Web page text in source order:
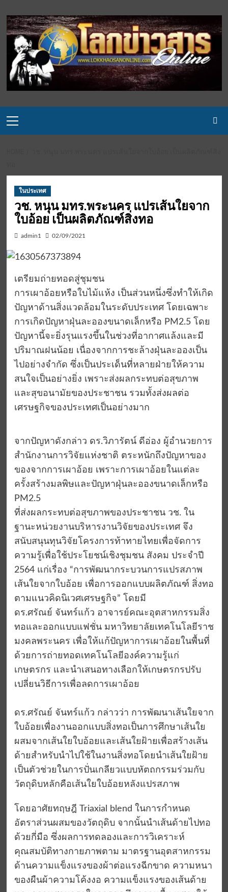
to
content
Menu
ในประเทศ
วช. หนุน มทร.พระนคร แปรเส้นใยจาก
ใบอ้อย เป็นผลิตภัณฑ์สิ่งทอ
admin1 02/09/2021
เตรียมถ่ายทอดสู่ชุมชน
การเผาอ้อยหรือใบไม้แห้ง เป็นส่วนหนึ่งซึ่งทำให้เกิด
ปัญหาด้านสิ่งแวดล้อมในระดับประเทศ โดยเฉพาะ
การเกิดปัญหาฝุ่นละอองขนาดเล็กหรือ PM2.5 โดย
ปัญหานี้จะยิ่งรุนแรงขึ้นในช่วงที่อากาศแล้งและมี
ปริมาณฝนน้อย เนื่องจากการชะล้างฝุ่นละอองเป็น
ไปอย่างจำกัด ซึ่งเป็นประเด็นที่หลายฝ่ายให้ความ
สนใจเป็นอย่างยิ่ง เพราะส่งผลกระทบต่อสุขภาพ
และสุขอนามัยของประชาชน รวมทั้งส่งผลต่อ
เศรษฐกิจของประเทศเป็นอย่างมาก
จากปัญหาดังกล่าว ดร.วิภารัตน์ ดีอ่อง ผู้อำนวยการ
สำนักงานการวิจัยแห่งชาติ ตระหนักถึงปัญหาของ
ของจากการเผาอ้อย เพราะการเผาอ้อยในแต่ละ
ครั้งสร้างมลพิษและปัญหาฝุ่นละอองขนาดเล็กหรือ
PM2.5
ที่ส่งผลกระทบต่อสุขภาพของประชาชน วช. ใน
ฐานะหน่วยงานบริหารงานวิจัยของประเทศ จึง
สนับสนุนทุนวิจัยโครงการท้าทายไทยเพื่อจัดการ
ความรู้เพื่อใช้ประโยชน์เชิงชุมชน สังคม ประจำปี
2564 แก่เรื่อง “การพัฒนากระบวนการแปรสภาพ
เส้นใยจากใบอ้อย เพื่อการออกแบบผลิตภัณฑ์ สิ่งทอ
ตามแนวคิดนิเวศเศรษฐกิจ” โดยมี
ดร.ศรัณย์ จันทร์แก้ว อาจารย์คณะอุตสาหกรรมสิ่ง
ทอและออกแบบแฟชั่น มหาวิทยาลัยเทคโนโลยีราช
มงคลพระนคร เพื่อให้แก้ปัญหาการเผาอ้อยในพื้นที่
ด้วยการถ่ายทอดเทคโนโลยีองค์ความรู้แก่
เกษตรกร และนำเสนอทางเลือกให้เกษตรกรปรับ
เปลี่ยนวิธีการเพื่อลดการเผาอ้อย
ดร.ศรัณย์ จันทร์แก้ว กล่าวว่า การพัฒนาเส้นใยจาก
ใบอ้อยเพื่องานออกแบบสิ่งทอเป็นการศึกษาเส้นใย
ผสมจากเส้นใยใบอ้อยและเส้นใยฝ้ายเพื่อสร้างเส้น
ด้ายสำหรับนำไปใช้ในงานสิ่งทอโดยนำเส้นใยฝ้าย
เป็นตัวช่วยในการปั่นเกลียวแบบหัตถกรรมร่วมกับ
วัตถุดิบหลักคือเส้นใยใบอ้อยหลังแปรสภาพ
โดยอาศัยทฤษฎี Triaxial blend ในการกำหนด
อัตราส่วนผสมของวัตถุดิบ จากนั้นนำเส้นด้ายไปทอ
ด้วยกี่มือ ซึ่งผลการทดลองและการวิเคราะห์
คุณสมบัติทางกายภาพตาม มาตรฐานอุตสาหกรรม
ด้านความแข็งแรงของผ้าต่อแรงฉีกขาด ความหนา
ของผืนผ้าความโค้งงอ ความแข็งแรงของเส้นด้าย